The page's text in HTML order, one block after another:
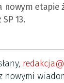
nowym etapie
13.
nowymi